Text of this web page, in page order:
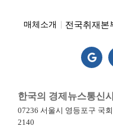
매체소개 전국취재본
한국의 경제뉴스통신
07236 서울시 영등포구 국
2140